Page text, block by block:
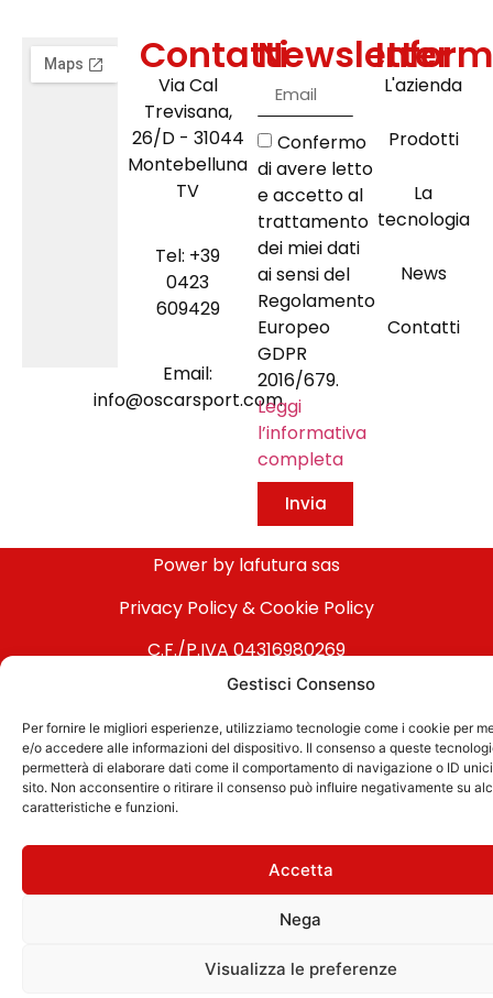
Gestisci Consenso
Per fornire le migliori esperienze, utilizziamo tecnologie come i cookie per
e/o accedere alle informazioni del dispositivo. Il consenso a queste
permetterà di elaborare dati come il comportamento di navigazione o ID
sito. Non acconsentire o ritirare il consenso può influire negativamente su
caratteristiche e funzioni.
Accetta
Nega
Visualizza le preferenze
Contatti
Via Cal
Trevisana,
26/D - 31044
Montebelluna
TV
Tel: +39
0423
609429
Email:
info@oscarsport.com
Newsletter
Confermo
di avere letto
e accetto al
trattamento
dei miei dati
ai sensi del
Regolamento
Europeo
GDPR
2016/679.
Leggi
l’informativa
completa
Invia
L'azienda
Prodotti
La
tecnologia
News
Contatti
Power by lafutura sas
Privacy Policy&Cookie Policy
C.F./P.IVA 04316980269